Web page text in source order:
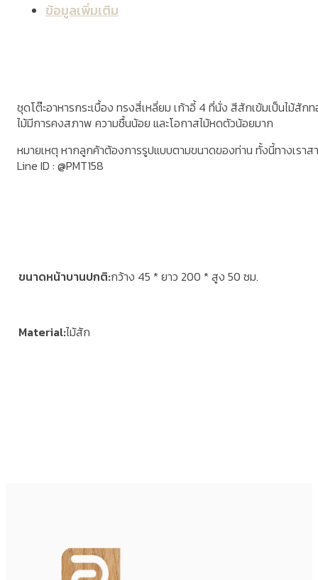
ข้อมูลเพิ่มเติม
ชุดโต๊ะอาหารกระเบื้อง ทรงสี่เหลี่ยม เก้าอี้ 4 ที่นั่ง สีสักเข้มเป็นไม้สั
ไม้มีการคงสภาพ ความชื้นน้อย และโอกาสไม้หดตัวน้อยมาก
หมายเหตุ หากลูกค้าต้องการรูปแบบตามขนาดของท่าน ทั้งนี้ทางเรา
Line ID : @PMT158
ขนาดหน้าบานปกติ กว้าง 45 * ยาว 200 * สูง 50 ซม.
Materialไม้สัก